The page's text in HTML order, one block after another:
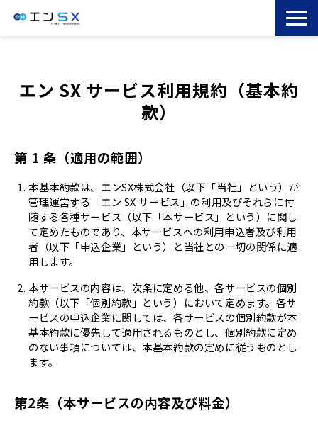
サービス一覧
導入事例
お役立ちブログ
コラム
エン SX サービス利用規約（基本約
款）
第 1 条（適用の範囲）
本基本約款は、エンSX株式会社（以下「当社」という）が
管理運営する「エン SX サービス」の利用及びそれらに付
随する各種サービス（以下「本サービス」という）に関し
て定めたものであり、本サービスへの利用申込者及び利用
者（以下「申込企業」という）と当社との一切の関係に適
用します。
本サービスの内容は、次条に定める他、各サービスの個別
約款（以下「個別約款」という）において定めます。各サ
ービスの申込企業に関しては、各サービスの個別約款が本
基本約款に優先して適用されるものとし、個別約款に定め
のない事項については、本基本約款の定めに従うものとし
ます。
第2条（本サービスの内容及び料金）